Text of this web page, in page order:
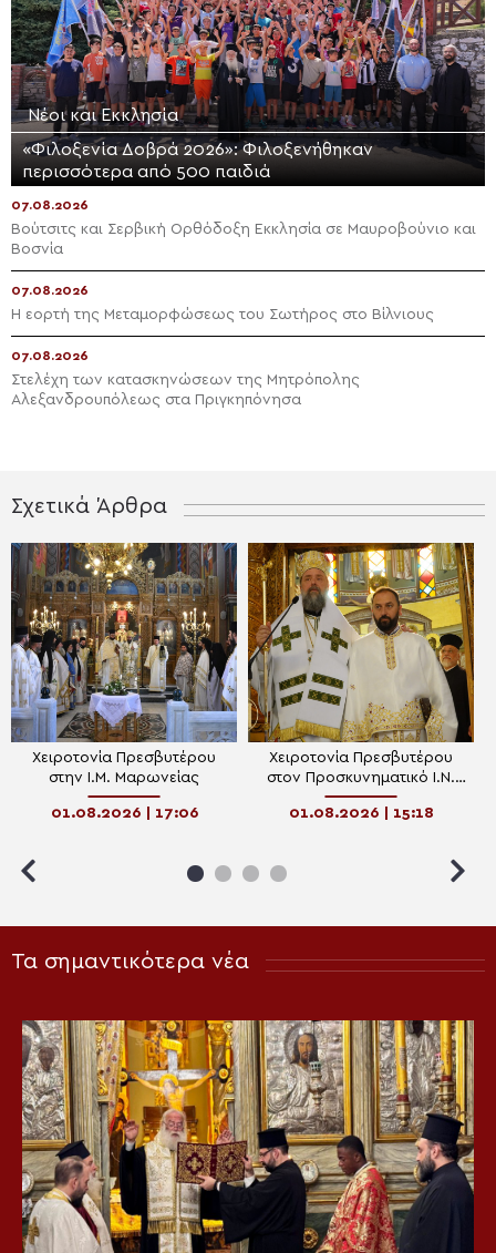
Νέοι και Εκκλησία
«Φιλοξενία Δοβρά 2026»: Φιλοξενήθηκαν
περισσότερα από 500 παιδιά
07.08.2026
Βούτσιτς και Σερβική Ορθόδοξη Εκκλησία σε Μαυροβούνιο και
Βοσνία
07.08.2026
Η εορτή της Μεταμορφώσεως του Σωτήρος στο Βίλνιους
07.08.2026
Στελέχη των κατασκηνώσεων της Μητρόπολης
Αλεξανδρουπόλεως στα Πριγκηπόνησα
Σχετικά Άρθρα
Χειροτονία Πρεσβυτέρου
στην Ι.Μ. Μαρωνείας
01.08.2026 | 17:06
Χειροτονία Πρεσβυτέρου
στον Προσκυνηματικό Ι.Ν.
Αγίων Κυρίλλου και
Μεθοδίου Θεσσαλονίκης
01.08.2026 | 15:18
Τα σημαντικότερα νέα